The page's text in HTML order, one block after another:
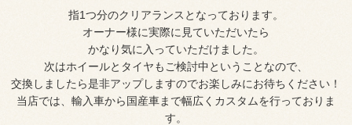
指1つ分のクリアランスとなっております。
オーナー様に実際に見ていただいたら
かなり気に入っていただけました。
次はホイールとタイヤもご検討中ということなので、
交換しましたら是非アップしますのでお楽しみにお待ちください！
当店では、輸入車から国産車まで幅広くカスタムを行っておりま
す。